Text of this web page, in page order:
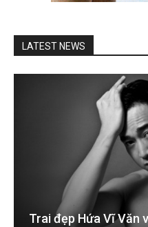
LATEST NEWS
Trai đẹp Hứa Vĩ Văn